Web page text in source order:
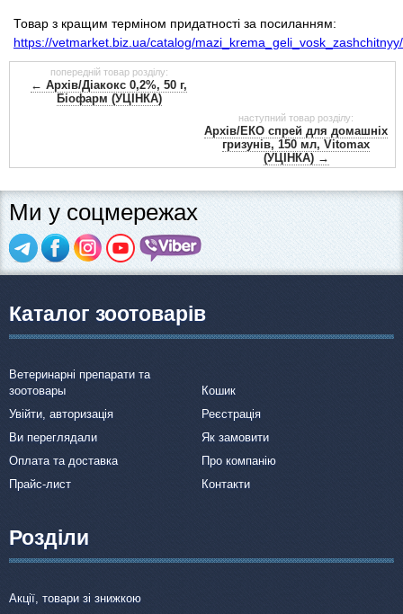
Товар з кращим терміном придатності за посиланням:
https://vetmarket.biz.ua/catalog/
попередній товар розділу:
← Архів/Діакокс 0,2%, 50 г,
Біофарм (УЦІНКА)
наступний товар розділу:
Архів/ЕКО спрей для домашніх
гризунів, 150 мл, Vitomax
(УЦІНКА) →
Ми у соцмережах
Каталог зоотоварів
Ветеринарні препарати та
зоотовары
Кошик
Увійти, авторизація
Реєстрація
Ви переглядали
Як замовити
Оплата та доставка
Про компанію
Прайс-лист
Контакти
Розділи
Акції, товари зі знижкою
Товари для гризунів
Товари для коней
Хозряд - господарчі товари оптом
Популярні зоотоварі